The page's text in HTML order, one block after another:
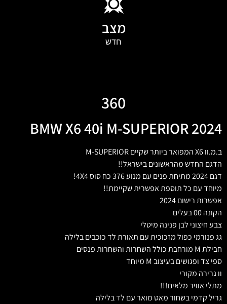
מצב
חדש
360
BMW X6 40i M-SUPERIOR 2024
ב.מ.וו X6 המפואר ביותר שקיים M-SUPERIOR
הדגם החדש מהראשונים בישראל!!
דגם 2024 מתיחת פנים עם מנוע 376 כח סוס 4X4!
מיוחד עם כל תוספת אפשרית שקיימת!!
אפשרות רישום 2024
הקונה 00 בעלים
צבע חיצוני לבן פנינה מיטלי
גג פנורמי כפול מזכוכית עם תאורת לד כוכבים בלילה
חבילת M מורחבת כולל השחרות והשחרות פנסים
ספי צד ופגושים בעיצוב M מיוחד
וו גרירה מקורי
מתלי אוויר מלאים!!!
גריל קדמי בשחור מאט מואר עם לד בלילה